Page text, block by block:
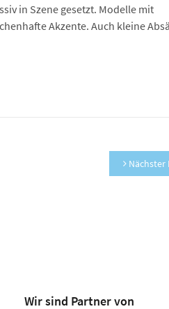
in Szene gesetzt. Modelle mit
Akzente. Auch kleine
Nächster
Wir sind Partner von